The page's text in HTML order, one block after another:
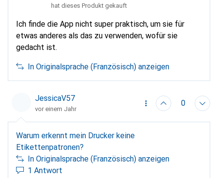
hat dieses Produkt gekauft
Ich finde die App nicht super praktisch, um sie für
etwas anderes als das zu verwenden, wofür sie
gedacht ist.
In Originalsprache (Französisch) anzeigen
JessicaV57
vor einem Jahr
0
Warum erkennt mein Drucker keine
Etikettenpatronen?
In Originalsprache (Französisch) anzeigen
1 Antwort